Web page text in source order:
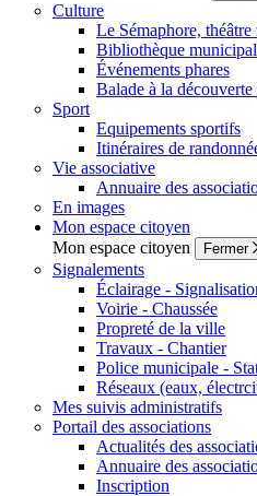
Culture
Le Sémaphore,
Bibliothèque
Événements phares
Balade à la
Sport
Equipements sportifs
Itinéraires de
Vie associative
Annuaire des
En images
Mon espace citoyen
Mon espace citoyen
Fermer
Signalements
Éclairage -
Voirie - Chaussée
Propreté de la ville
Travaux - Chantier
Police municipale -
Réseaux (eaux,
Mes suivis administratifs
Portail des associations
Actualités des
Annuaire des
Inscription